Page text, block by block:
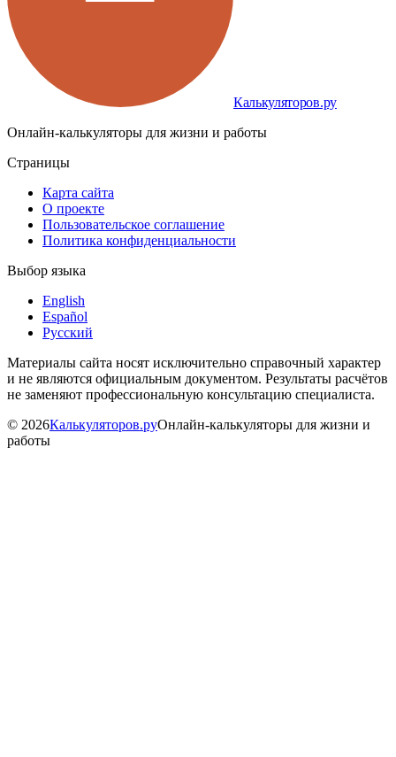
Калькуляторов.ру
Онлайн-калькуляторы для жизни и работы
Страницы
Карта сайта
О проекте
Пользовательское соглашение
Политика конфиденциальности
Выбор языка
English
Español
Русский
Материалы сайта носят исключительно справочный характер
и не являются официальным документом. Результаты расчётов
не заменяют профессиональную консультацию специалиста.
© 2026Калькуляторов.руОнлайн-калькуляторы для жизни и
работы